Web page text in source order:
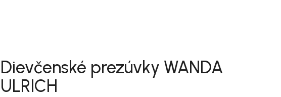
Dievčenské prezúvky WANDA
ULRICH